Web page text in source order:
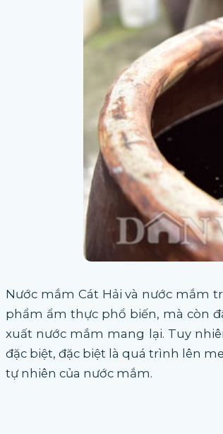
Nước mắm Cát Hải và nước mắm
phẩm ẩm thực phổ biến, mà còn
xuất nước mắm mang lại. Tuy
đặc biệt, đặc biệt là quá trình lên
tự nhiên của nước mắm.